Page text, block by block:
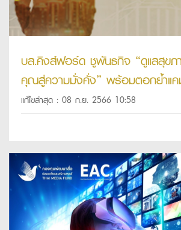
บล.คิงส์ฟอร์ด ชูพันธกิจ “ดูแลสุขภ
คุณสู่ความมั่งคั่ง” พร้อมตอกย้ำแ
ธรรมเนียมส่วนเกิน” ตอบแทนสมาชิ
แก้ไขล่าสุด : 08 ก.ย. 2566 10:58